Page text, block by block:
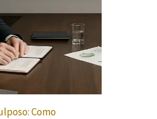
Como